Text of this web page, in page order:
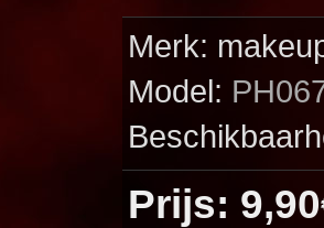
Merk:
Model:
Prijs: